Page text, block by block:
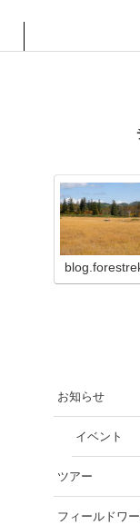
お知らせ
イベント
ツアー
フィールドワ